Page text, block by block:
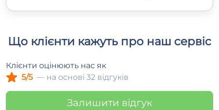
Що клієнти кажуть про наш сервіс
Клієнти оцінюють нас як
5/5 — на основі 32 відгуків
Залишити відгук